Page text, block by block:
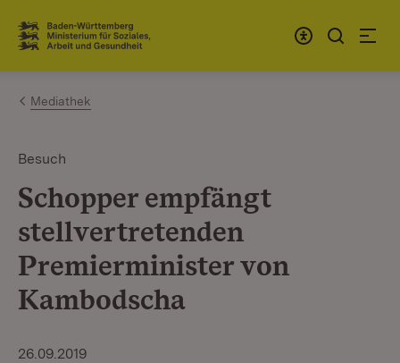
Zum Inhalt springen
Link zur Startseite
Mediathek
Besuch
Schopper empfängt
stellvertretenden
Premierminister von
Kambodscha
26.09.2019